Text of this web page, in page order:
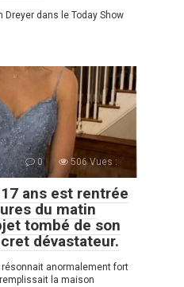
Dreyer dans le Today Show
0 506 Vues :
ans est rentrée
du matin
tombé de son
dévastateur.
résonnait anormalement fort
la maison